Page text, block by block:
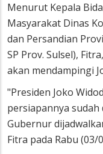
Menurut Kepala
Masyarakat Dinas
dan Persandian
SP Prov. Sulsel),
akan mendampingi
"Presiden Joko
persiapannya sudah
Gubernur
Fitra pada Rabu (03/